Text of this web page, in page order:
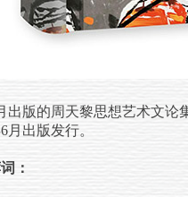
出版的周天黎思想艺术文
月 出版发行。
：